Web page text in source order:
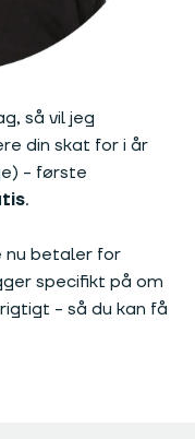
så vil jeg
din skat for i år
- første
.
nu betaler for
specifikt på om
- så du kan få